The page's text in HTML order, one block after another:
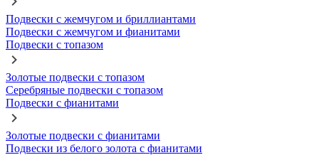
Подвески с жемчугом и бриллиантами
Подвески с жемчугом и фианитами
Подвески с топазом
Золотые подвески с топазом
Серебряные подвески с топазом
Подвески с фианитами
Золотые подвески с фианитами
Подвески из белого золота с фианитами